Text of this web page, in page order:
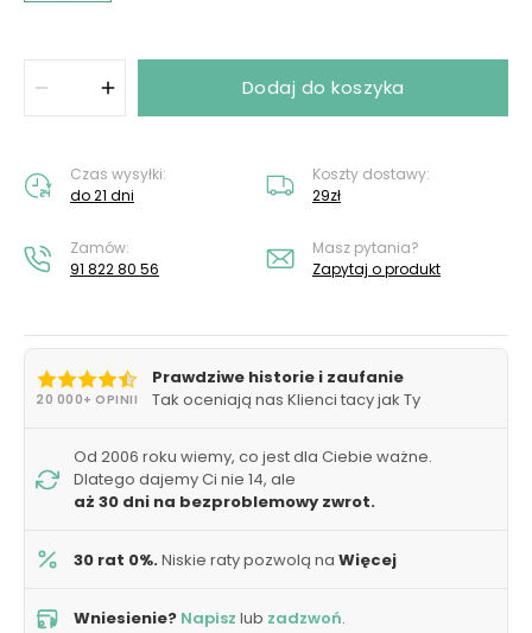
Dodaj do koszyka
Czas wysyłki:
do 21 dni
Koszty dostawy:
29zł
Zamów:
91 822 80 56
Masz pytania?
Zapytaj o produkt
20 000+ OPINII
Prawdziwe historie i zaufanie
Tak oceniają nas Klienci tacy jak Ty
Od 2006 roku wiemy, co jest dla Ciebie ważne.
Dlatego dajemy Ci nie 14, ale
aż 30 dni na bezproblemowy zwrot.
30 rat 0%.Niskie raty pozwolą na Więcej
Wniesienie? Napisz lub zadzwoń.